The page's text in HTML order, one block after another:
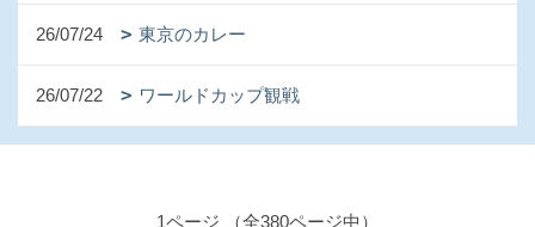
26/07/24 東京のカレー
26/07/22 ワールドカップ観戦
1ページ （全380ページ中）